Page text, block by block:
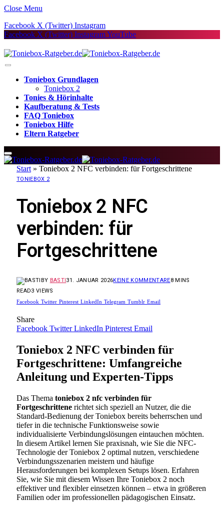
Close Menu
Facebook X (Twitter) Instagram
Facebook X (Twitter) InstagramYouTube
Toniebox Grundlagen
Toniebox 2
Tonies & Hörinhalte
Kaufberatung & Tests
FAQ Toniebox
Toniebox Hilfe
Eltern Ratgeber
Start » Toniebox 2 NFC verbinden: für Fortgeschrittene
TONIEBOX 2
Toniebox 2 NFC
verbinden: für
Fortgeschrittene
BY BASTI31. JANUAR 2026KEINE KOMMENTARE8 MINS
READ3 VIEWS
Facebook Twitter Pinterest LinkedIn Telegram Tumblr Email
Share
Facebook Twitter LinkedIn Pinterest Email
Toniebox 2 NFC verbinden für
Fortgeschrittene: Umfangreiche
Anleitung und Experten-Tipps
Das Thema toniebox 2 nfc verbinden für
Fortgeschrittene richtet sich speziell an Nutzer, die die
Standard-Bedienung der Toniebox bereits beherrschen und
tiefer in die technische Funktionsweise sowie
individualisierte Verbindungslösungen eintauchen möchten.
In diesem Artikel lernen Sie praxisnah, wie Sie die NFC-
Technologie der Toniebox 2 optimal nutzen, verschiedene
Verbindungsszenarien meistern und häufige
Herausforderungen bei komplexen Setups lösen. Erfahren
Sie, wie Sie mit diesem Wissen Ihre Toniebox 2 noch
effektiver und flexibler einsetzen können – etwa in größeren
Familien oder im professionellen pädagogischen Einsatz.